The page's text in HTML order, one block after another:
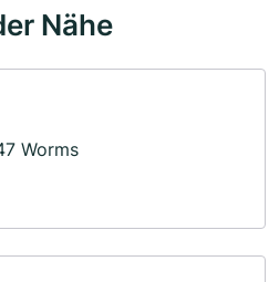
Nähe
Worms